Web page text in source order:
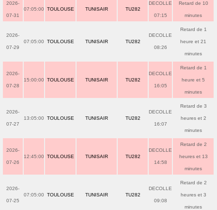
2026-
07-31
07:05:00 TOULOUSE TUNISAIR TU282
DECOLLE
07:15
Retard de 10
minutes
2026-
07-29
07:05:00 TOULOUSE TUNISAIR TU282
DECOLLE
08:26
Retard de 1
heure et 21
minutes
2026-
07-28
15:00:00 TOULOUSE TUNISAIR TU282
DECOLLE
16:05
Retard de 1
heure et 5
minutes
2026-
07-27
13:05:00 TOULOUSE TUNISAIR TU282
DECOLLE
16:07
Retard de 3
heures et 2
minutes
2026-
07-26
12:45:00 TOULOUSE TUNISAIR TU282
DECOLLE
14:58
Retard de 2
heures et 13
minutes
2026-
07-25
07:05:00 TOULOUSE TUNISAIR TU282
DECOLLE
09:08
Retard de 2
heures et 3
minutes